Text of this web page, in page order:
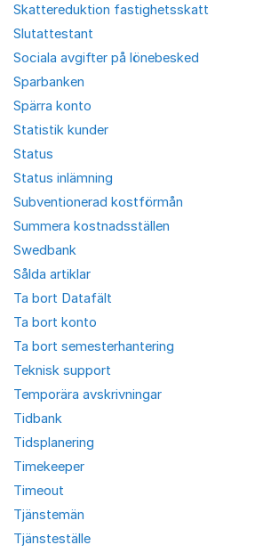
Skattereduktion fastighetsskatt
Slutattestant
Sociala avgifter på lönebesked
Sparbanken
Spärra konto
Statistik kunder
Status
Status inlämning
Subventionerad kostförmån
Summera kostnadsställen
Swedbank
Sålda artiklar
Ta bort Datafält
Ta bort konto
Ta bort semesterhantering
Teknisk support
Temporära avskrivningar
Tidbank
Tidsplanering
Timekeeper
Timeout
Tjänstemän
Tjänsteställe